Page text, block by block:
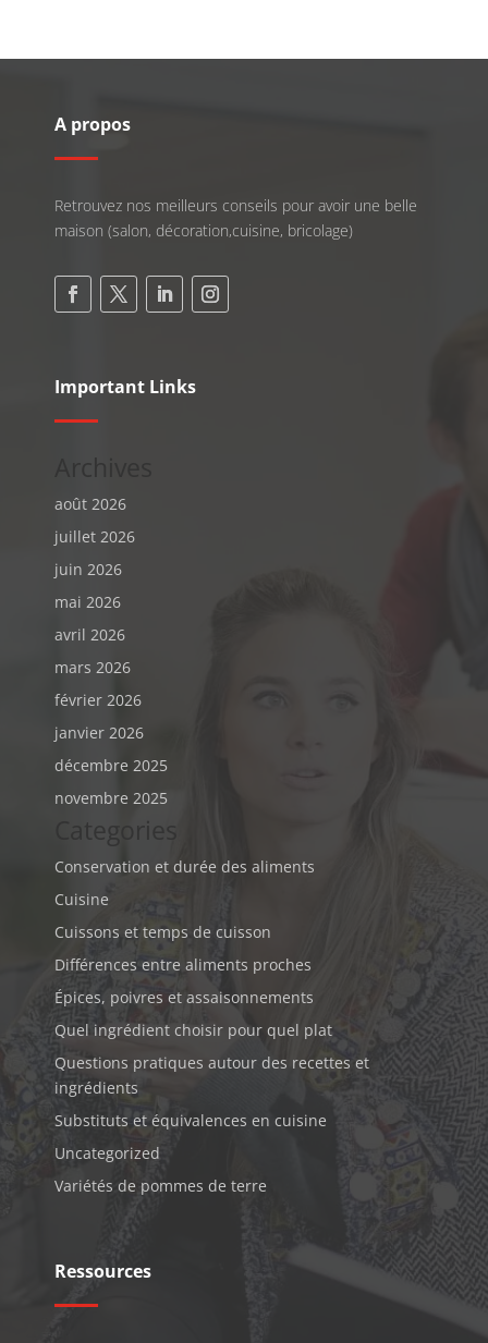
A propos
Retrouvez nos meilleurs conseils pour avoir une belle
maison (salon, décoration,cuisine, bricolage)
Important Links
Archives
août 2026
juillet 2026
juin 2026
mai 2026
avril 2026
mars 2026
février 2026
janvier 2026
décembre 2025
novembre 2025
Categories
Conservation et durée des aliments
Cuisine
Cuissons et temps de cuisson
Différences entre aliments proches
Épices, poivres et assaisonnements
Quel ingrédient choisir pour quel plat
Questions pratiques autour des recettes et
ingrédients
Substituts et équivalences en cuisine
Uncategorized
Variétés de pommes de terre
Ressources